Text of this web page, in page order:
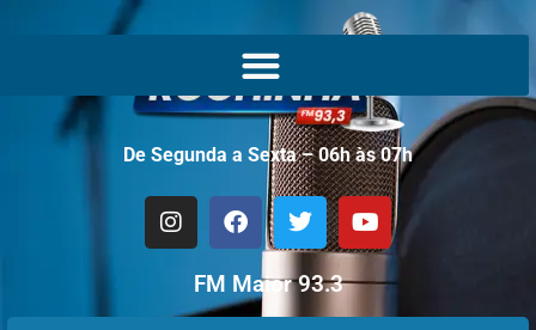
De Segunda a Sexta – 06h às 07h
FM Maior 93.3